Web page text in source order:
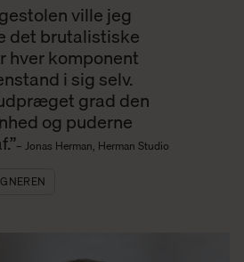
ville jeg
det brutalistiske
hver komponent
i sig selv.
grad den
og puderne
– Jonas Herman, Herman Studio